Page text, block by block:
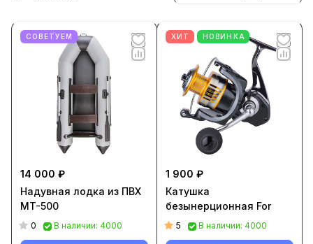
СОВЕТУЕМ
14 000 ₽
Надувная лодка из ПВХ
MT-500
0 В наличии: 4000
ХИТ НОВИНКА
1 900 ₽
Катушка
безынерционная For
5 В наличии: 4000